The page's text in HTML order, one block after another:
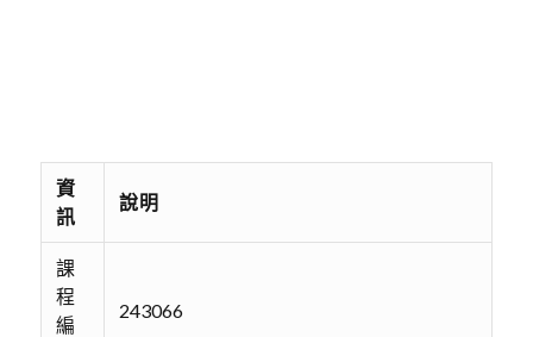
資
訊
說明
課
程
編
243066